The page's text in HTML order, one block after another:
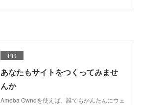
PR
あなたもサイトをつくってみませ
んか
Ameba Owndを使えば、誰でもかんたんにウェ